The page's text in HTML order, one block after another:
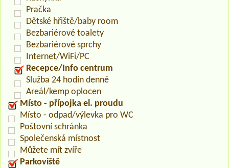
Pračka
Dětské hřiště/baby room
Bezbariérové toalety
Bezbariérové sprchy
Internet/WiFi/PC
Recepce/Info centrum
Služba 24 hodin denně
Areál/kemp oplocen
Místo - přípojka el. proudu
Místo - odpad/výlevka pro WC
Poštovní schránka
Společenská místnost
Můžete mít zvíře
Parkoviště